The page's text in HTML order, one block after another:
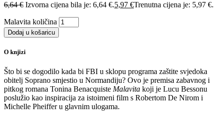
6,64€ Izvorna cijena bila je: 6,64 €.5,97 €Trenutna cijena je: 5,97 €.
Malavita količina
Dodaj u košaricu
O knjizi
Što bi se dogodilo kada bi FBI u sklopu programa zaštite svjedoka
obitelj Soprano smjestio u Normandiju? Ovo je premisa zabavnog i
pitkog romana Tonina Benacquiste Malavita koji je Lucu Bessonu
poslužio kao inspiracija za istoimeni film s Robertom De Nirom i
Michelle Pheiffer u glavnim ulogama.